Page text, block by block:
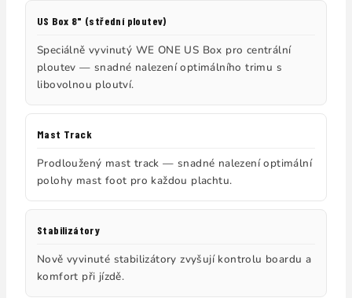
US Box 8" (střední ploutev)
Speciálně vyvinutý WE ONE US Box pro centrální
ploutev — snadné nalezení optimálního trimu s
libovolnou ploutví.
Mast Track
Prodloužený mast track — snadné nalezení optimální
polohy mast foot pro každou plachtu.
Stabilizátory
Nově vyvinuté stabilizátory zvyšují kontrolu boardu a
komfort při jízdě.